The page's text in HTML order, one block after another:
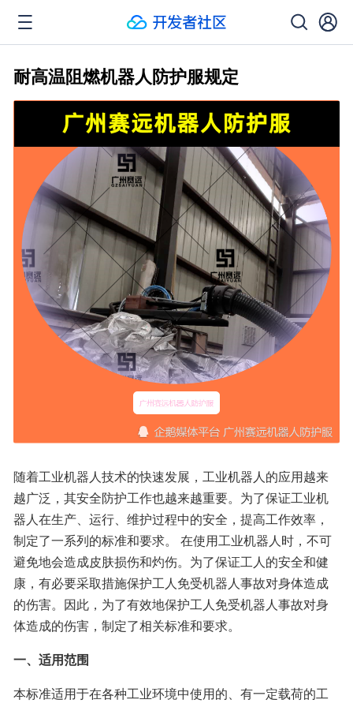
耐高温阻燃机器人防护服规定
随着工业机器人技术的快速发展，工业机器人的应用越来
越广泛，其安全防护工作也越来越重要。为了保证工业机
器人在生产、运行、维护过程中的安全，提高工作效率，
制定了一系列的标准和要求。 在使用工业机器人时，不可
避免地会造成皮肤损伤和灼伤。为了保证工人的安全和健
康，有必要采取措施保护工人免受机器人事故对身体造成
的伤害。因此，为了有效地保护工人免受机器人事故对身
体造成的伤害，制定了相关标准和要求。
一、适用范围
本标准适用于在各种工业环境中使用的、有一定载荷的工